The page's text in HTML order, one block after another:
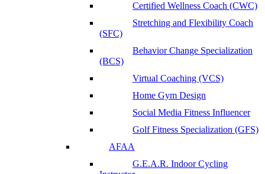
Certified Wellness Coach (CWC)
Stretching and Flexibility Coach
(SFC)
Behavior Change Specialization
(BCS)
Virtual Coaching (VCS)
Home Gym Design
Social Media Fitness Influencer
Golf Fitness Specialization (GFS)
AFAA
G.E.A.R. Indoor Cycling